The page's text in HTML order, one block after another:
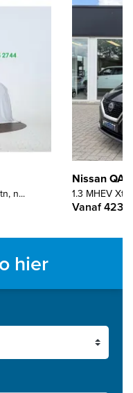
n...
Nissan
1.3 MHEV
Vanaf 423
hier